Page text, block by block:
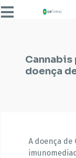
Cannabis
doença
A doença de